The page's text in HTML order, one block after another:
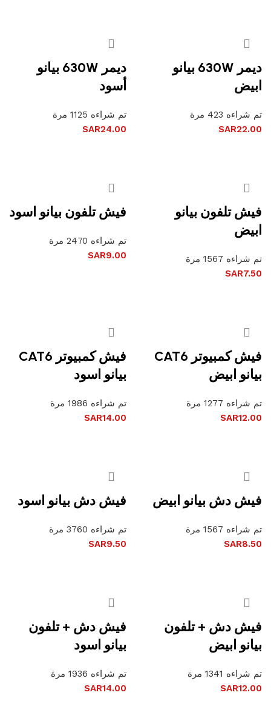
ديمر 630W بيانو
ابيض
تم شراءه 423 مرة
SAR22.00
ديمر 630W بيانو
أسود
تم شراءه 1125 مرة
SAR24.00
فيش تلفون بيانو
ابيض
تم شراءه 1567 مرة
SAR7.50
فيش تلفون بيانو اسود
تم شراءه 2470 مرة
SAR9.00
فيش كمبيوتر CAT6
بيانو ابيض
تم شراءه 1277 مرة
SAR12.00
فيش كمبيوتر CAT6
بيانو اسود
تم شراءه 1986 مرة
SAR14.00
فيش دش بيانو ابيض
تم شراءه 1567 مرة
SAR8.50
فيش دش بيانو اسود
تم شراءه 3760 مرة
SAR9.50
فيش دش + تلفون
بيانو ابيض
تم شراءه 1341 مرة
SAR12.00
فيش دش + تلفون
بيانو اسود
تم شراءه 1936 مرة
SAR14.00